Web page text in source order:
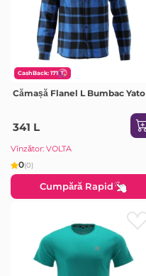
CashBack: 171
Cămașă Flanel L Bumbac Yato
341 L
Vînzător: VOLTA
0(0)
Cumpără Rapid